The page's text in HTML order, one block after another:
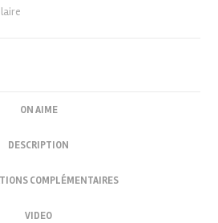
ON AIME
DESCRIPTION
COMPLÉMENTAIRES
VIDEO